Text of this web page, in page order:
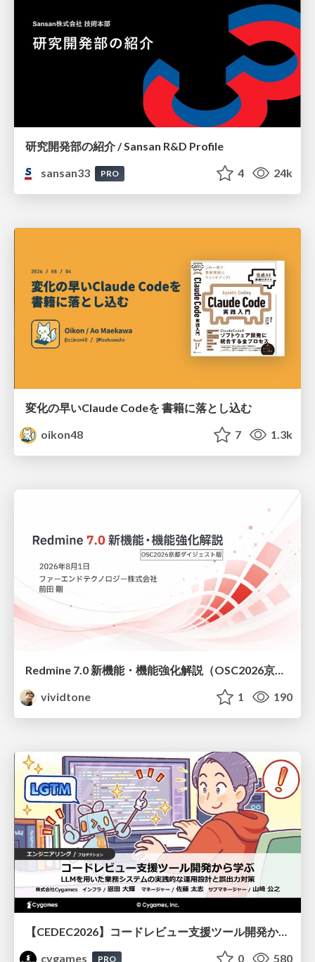
研究開発部の紹介 / Sansan R&D Profile
sansan33
PRO 4 24k
変化の早いClaude Codeを 書籍に落とし込む
oikon48
7 1.3k
vividtone
1 190
【CEDEC2026】コードレビュー支援ツール開発から学ぶ：LLMを用いた業務システムの実践的な運用設計と誤出力対策
cygames
PRO 0 580